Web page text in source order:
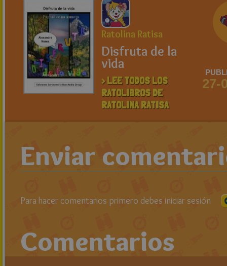
Ratolina Ratisa
Disfruta de la
vida
> LEE TODOS LOS
RATOLIBROS DE
RATOLINA RATISA
27-
Enviar
Para hacer comentarios primero debes iniciar sesión
Comentarios